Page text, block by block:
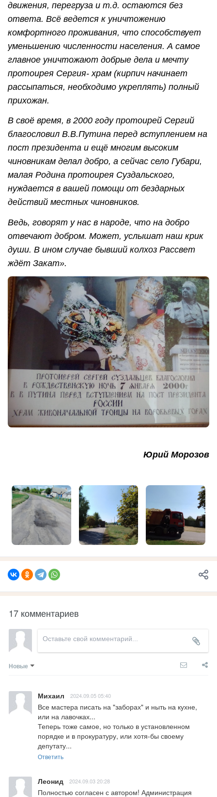
движения, перегруза и т.д. остаются без
ответа. Всё ведется к уничтожению
комфортного проживания, что способствует
уменьшению численности населения. А самое
главное уничтожают добрые дела и мечту
протоирея Сергия- храм (кирпич начинает
рассыпаться, необходимо укреплять) полный
прихожан.
В своё время, в 2000 году протоирей Сергий
благословил В.В.Путина перед вступлением на
пост президента и ещё многим высоким
чиновникам делал добро, а сейчас село Губари,
малая Родина протоирея Суздальского,
нуждается в вашей помощи от бездарных
действий местных чиновников.
Ведь, говорят у нас в народе, что на добро
отвечают добром. Может, услышат наш крик
души. В ином случае бывший колхоз Рассвет
ждёт Закат».
Юрий Морозов
17 комментариев
Новые
Михаил 2024.09.05 05:40
Все мастера писать на "заборах" и ныть на кухне,
или на лавочках...
Теперь тоже самое, но только в установленном
порядке и в прокуратуру, или хотя-бы своему
депутату...
Ответить
Леонид 2024.09.03 20:28
Полностью согласен с автором! Администрация